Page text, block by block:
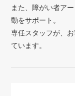
また、障がい者ア
動をサポート。
専任スタッフが、
ています。